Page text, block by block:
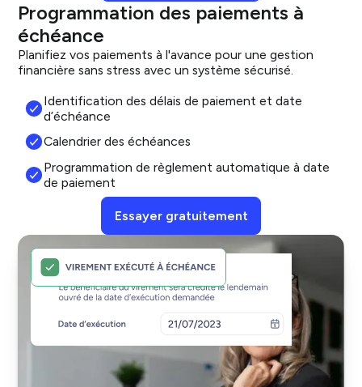
Programmation des paiements à
échéance
Planifiez vos paiements à l'avance pour une gestion
financière sans stress avec un système sécurisé.
Identification des délais de paiement et date
d’échéance
Calendrier des échéances
Programmation de règlement automatique à date
de paiement
Essayer gratuitement